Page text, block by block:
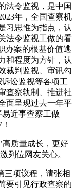
法令监视，是中国
年，全国查察机
习思惟为指点，认
法令监视工做的看
办案的根基价值逃
和程度为方针，认
裁判监视、审讯勾
讼监视等各项工
查察轨制、推进社
面呈现过去一年平
近事查察工做
质量成长，更好
列位网友关心。
项议程，请张相
要引见行政查察的